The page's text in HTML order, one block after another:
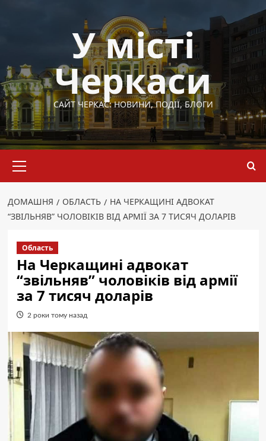
У місті
Черкаси
САЙТ ЧЕРКАС: НОВИНИ, ПОДІЇ, БЛОГИ
меню
ДОМАШНЯ ОБЛАСТЬ
НА ЧЕРКАЩИНІ АДВОКАТ
“ЗВІЛЬНЯВ” ЧОЛОВІКІВ ВІД АРМІЇ ЗА 7 ТИСЯЧ ДОЛАРІВ
Область
На Черкащині адвокат
“звільняв” чоловіків від армії
за 7 тисяч доларів
2 роки тому назад